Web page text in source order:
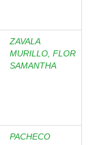
ZAVALA
MURILLO, FLOR
SAMANTHA
PACHECO